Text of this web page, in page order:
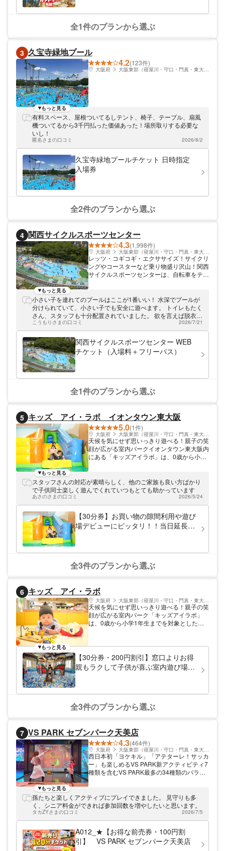
全1件のプランから選ぶ
3 久宝寺緑地プール
4.2(123件)
大阪府 大阪東部（寝屋川・守口・門真・東大阪）
もっと見る
有料スペース、屋根ついてるしテント、椅子、テーブル、扇風
機ついてるから3千円払った価値あった！場所取りする必要な
いし！
匿名さまの口コミ 2026/8/2
久宝寺緑地プールチケット 日時指定
入場券
全2件のプランから選ぶ
4 関西サイクルスポーツセンター
4.3(1,998件)
大阪府 大阪東部（寝屋川・守口・門真・東大阪）
レッツ・コギコギ・エクササイズ！サイクリ
ングやコースターなど乗り物盛り沢山！関西
サイクルスポーツセンターは、自転車をテー
ートルの広大な敷地には、変わり種自転車が
なんと800台。街中では乗られないオモシロ
自転車をお楽しみいただけます。お子さまと
ご一緒にご家族みなさまで、ぜひ遊びにいら
してください。
もっと見る
小さい子を連れてのプールはここが1番いい！ 水深でプールが
分けられていて、小さい子でも安全に遊べます。 トイレもたく
さん、スタッフも十分配置されていました。 欲を言えば脱衣所
の床だけちょっと水で流してほしいです。 プールサイドくらい
キレイだったら言う事なし。 アトラクションのクオリティも、
子連れ向けですが素晴らしい。 自転車もたくさん乗って、楽し
かったです。 体を動かすことを想定して作られたテーマパーク
ですので、バリアフリーは期待できない。 相当疲れることを覚
悟していくのがいいと思います。 疲れるので、時間があったら
泊まりで行きたい！
こうもりさまの口コミ 2026/7/21
関西サイクルスポーツセンター WEB
チケット（入場料＋フリーパス）
全1件のプランから選ぶ
5 キッズ アイ・ラボ イオンタウン東大阪
5.0(1件)
大阪府 大阪東部（寝屋川・守口・門真・東大阪）
天候を気にせず思いっきり遊べる！親子の笑
顔が広がる室内パークイオンタウン東大阪内
にある「キッズアイラボ」は、0歳から小学
いる今、お子様が安心して「遊び」に熱中で
きる環境を整えました。豊富な遊具やおもち
ゃはもちろん、親子で楽しめるイベントも定
期的に開催中。お買い物ついでに、最高の思
い出作りをしませんか。
もっと見る
スタッフさんの対応が素晴らしく、他のご家族も良い方ばかり
で子供同士楽しく遊んでくれていつもとても助かっています
あさのさまの口コミ 2026/5/24
【30分券】お買い物の隙間利用や遊び
場デビューにピッタリ！！当日延長も
全3件のプランから選ぶ
6 キッズ アイ・ラボ
大阪府 大阪東部（寝屋川・守口・門真・東大阪）
天候を気にせず思いっきり遊べる！親子の笑
顔が広がる室内パーク「キッズアイラボ」
は、0歳から小学1年生までを対象とした全
「遊び」に熱中できる環境を整えました。豊
富な遊具やおもちゃはもちろん、親子で楽し
めるイベントも定期的に開催中。お買い物つ
いでに、最高の思い出作りをしませんか。
もっと見る
【30分券・200円割引】窓口よりお得
親もラクして子供が喜ぶ室内遊び場
全3件のプランから選ぶ
7 VS PARK セブンパーク天美店
4.3(464件)
大阪府 大阪東部（寝屋川・守口・門真・東大阪）
西日本初「ヨケキル」「アテターレ！サッカ
ー」も楽しめるVS PARK新アクティビティ7
種類を含むVS PARK最多の34種類のバラエ
獣逃げきりアクティビティ「ニゲキル」や
「アテターレ！サッカー」は西日本初登場で
す。エンタメ要素盛たっぷりの“ヤバすぎ”ス
ポーツで、思う存分に遊び倒しませんか。
もっと見る
孫たちと楽しくアクティブにプレイできました。 見守りも多
く、シニア料金ができれば参加回数を増やしたいと思います。
タカZYさまの口コミ 2026/7/5
A012_★【お得な前売券・100円割
引】 VS PARK セブンパーク天美店